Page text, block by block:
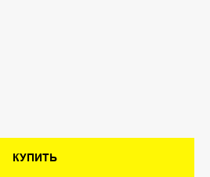
КУПИТЬ